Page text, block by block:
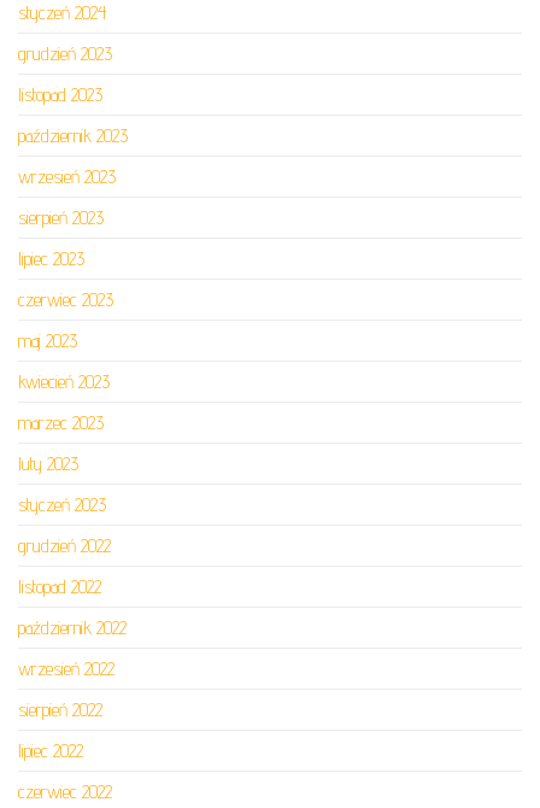
styczeń 2024
grudzień 2023
listopad 2023
październik 2023
wrzesień 2023
sierpień 2023
lipiec 2023
czerwiec 2023
maj 2023
kwiecień 2023
marzec 2023
luty 2023
styczeń 2023
grudzień 2022
listopad 2022
październik 2022
wrzesień 2022
sierpień 2022
lipiec 2022
czerwiec 2022